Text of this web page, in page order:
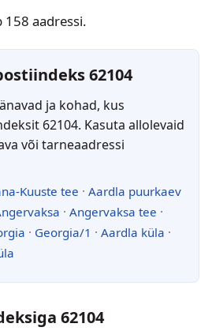
158 aadressi.
62104
ja kohad, kus
62104. Kasuta allolevaid
või tarneaadressi
Kuuste tee · Aardla puurkaev
· Angervaksa tee ·
· Georgia/1 · Aardla küla ·
62104